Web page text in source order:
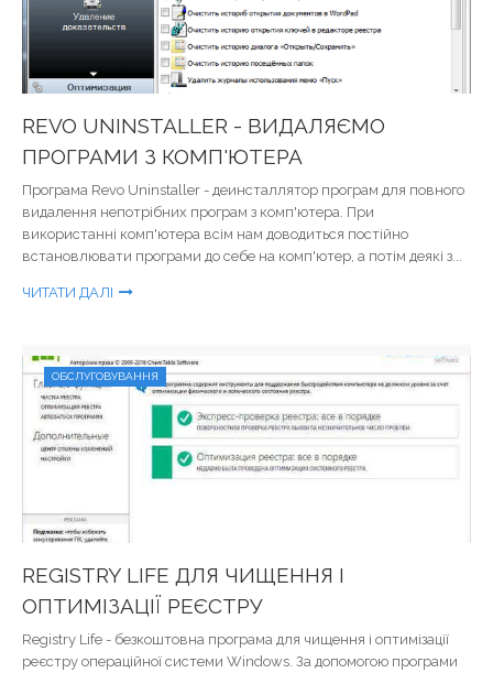
REVO UNINSTALLER - ВИДАЛЯЄМО
ПРОГРАМИ З КОМП'ЮТЕРА
Програма Revo Uninstaller - деинсталлятор програм для повного
видалення непотрібних програм з комп'ютера. При
використанні комп'ютера всім нам доводиться постійно
встановлювати програми до себе на комп'ютер, а потім деякі з...
ЧИТАТИ ДАЛІ
ОБСЛУГОВУВАННЯ
REGISTRY LIFE ДЛЯ ЧИЩЕННЯ І
ОПТИМІЗАЦІЇ РЕЄСТРУ
Registry Life - безкоштовна програма для чищення і оптимізації
реєстру операційної системи Windows. За допомогою програми